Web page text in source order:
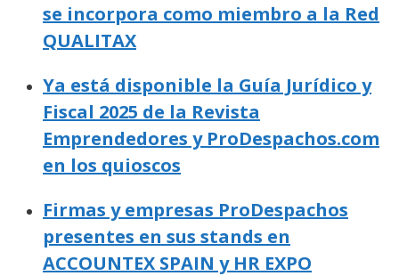
se incorpora como miembro a la Red
QUALITAX
Ya está disponible la Guía Jurídico y
Fiscal 2025 de la Revista
Emprendedores y ProDespachos.com
en los quioscos
Firmas y empresas ProDespachos
presentes en sus stands en
ACCOUNTEX SPAIN y HR EXPO